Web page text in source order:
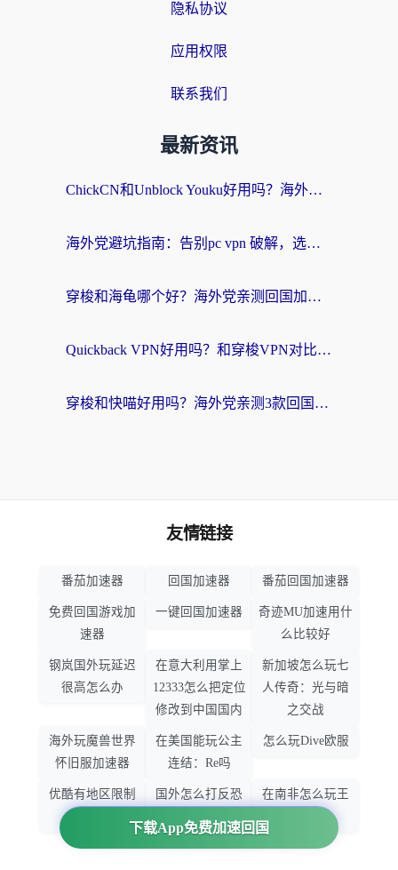
隐私协议
应用权限
联系我们
最新资讯
ChickCN和Unblock Youku好用吗？海外党亲测3款回国加速器，附iOS免费选择指南
海外党避坑指南：告别pc vpn 破解，选对回国加速器轻松访问国内资源
穿梭和海龟哪个好？海外党亲测回国加速器，附电脑免费VPN推荐
Quickback VPN好用吗？和穿梭VPN对比哪个回国效果更好？海外党必看的真实测评与选择指南
穿梭和快喵好用吗？海外党亲测3款回国加速器，附日本回国VPN避坑指南
下载App免费加速回国
友情链接
番茄加速器 回国加速器 番茄回国加速器
免费回国游戏加
速器
一键回国加速器
奇迹MU加速用什
么比较好
钢岚国外玩延迟
很高怎么办
在意大利用掌上
12333怎么把定位
修改到中国国内
新加坡怎么玩七
人传奇：光与暗
之交战
海外玩魔兽世界
怀旧服加速器
在美国能玩公主
连结：Re吗
怎么玩Dive欧服
优酷有地区限制
国外怎么打反恐
精英：全球攻势
在南非怎么玩王